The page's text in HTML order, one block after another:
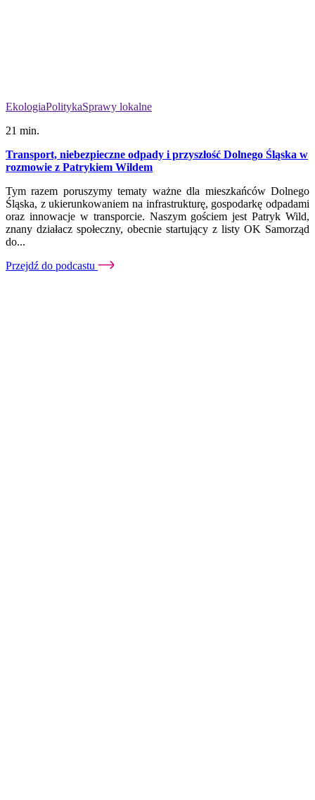
EkologiaPolitykaSprawy lokalne
21 min.
Transport, niebezpieczne odpady i przyszłość Dolnego Śląska w
rozmowie z Patrykiem Wildem
Tym razem poruszymy tematy ważne dla mieszkańców Dolnego
Śląska, z ukierunkowaniem na infrastrukturę, gospodarkę odpadami
oraz innowacje w transporcie. Naszym gościem jest Patryk Wild,
znany działacz społeczny, obecnie startujący z listy OK Samorząd
do...
Przejdź do podcastu